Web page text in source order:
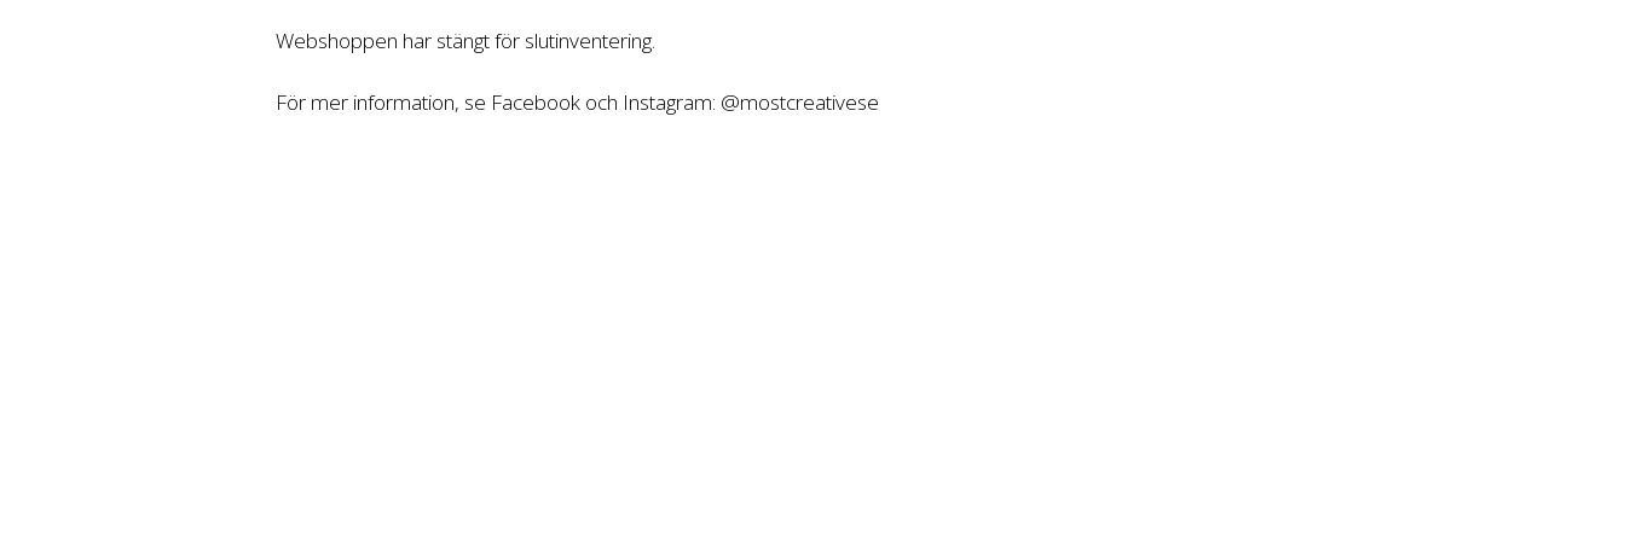
Webshoppen har stängt för slutinventering.
För mer information, se Facebook och Instagram: @mostcreativese